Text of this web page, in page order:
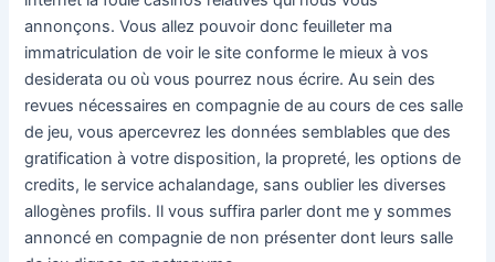
annonçons. Vous allez pouvoir donc feuilleter ma
immatriculation de voir le site conforme le mieux à vos
desiderata ou où vous pourrez nous écrire. Au sein des
revues nécessaires en compagnie de au cours de ces salle
de jeu, vous apercevrez les données semblables que des
gratification à votre disposition, la propreté, les options de
credits, le service achalandage, sans oublier les diverses
allogènes profils. Il vous suffira parler dont me y sommes
annoncé en compagnie de non présenter dont leurs salle